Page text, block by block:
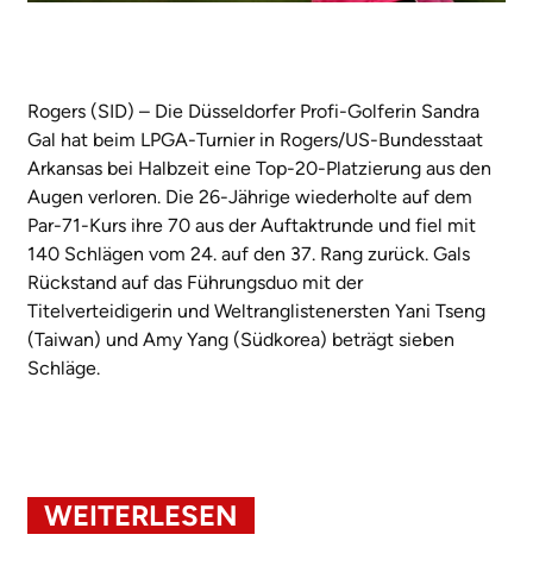
Rogers (SID) – Die Düsseldorfer Profi-Golferin Sandra
Gal hat beim LPGA-Turnier in Rogers/US-Bundesstaat
Arkansas bei Halbzeit eine Top-20-Platzierung aus den
Augen verloren. Die 26-Jährige wiederholte auf dem
Par-71-Kurs ihre 70 aus der Auftaktrunde und fiel mit
140 Schlägen vom 24. auf den 37. Rang zurück. Gals
Rückstand auf das Führungsduo mit der
Titelverteidigerin und Weltranglistenersten Yani Tseng
(Taiwan) und Amy Yang (Südkorea) beträgt sieben
Schläge.
WEITERLESEN